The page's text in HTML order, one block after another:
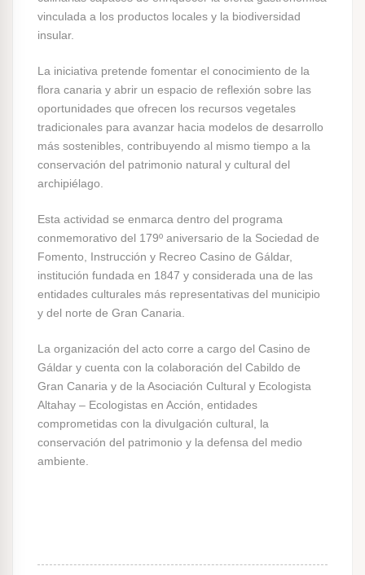
vinculada a los productos locales y la biodiversidad
insular.
La iniciativa pretende fomentar el conocimiento de la
flora canaria y abrir un espacio de reflexión sobre las
oportunidades que ofrecen los recursos vegetales
tradicionales para avanzar hacia modelos de desarrollo
más sostenibles, contribuyendo al mismo tiempo a la
conservación del patrimonio natural y cultural del
archipiélago.
Esta actividad se enmarca dentro del programa
conmemorativo del 179º aniversario de la Sociedad de
Fomento, Instrucción y Recreo Casino de Gáldar,
institución fundada en 1847 y considerada una de las
entidades culturales más representativas del municipio
y del norte de Gran Canaria.
La organización del acto corre a cargo del Casino de
Gáldar y cuenta con la colaboración del Cabildo de
Gran Canaria y de la Asociación Cultural y Ecologista
Altahay – Ecologistas en Acción, entidades
comprometidas con la divulgación cultural, la
conservación del patrimonio y la defensa del medio
ambiente.